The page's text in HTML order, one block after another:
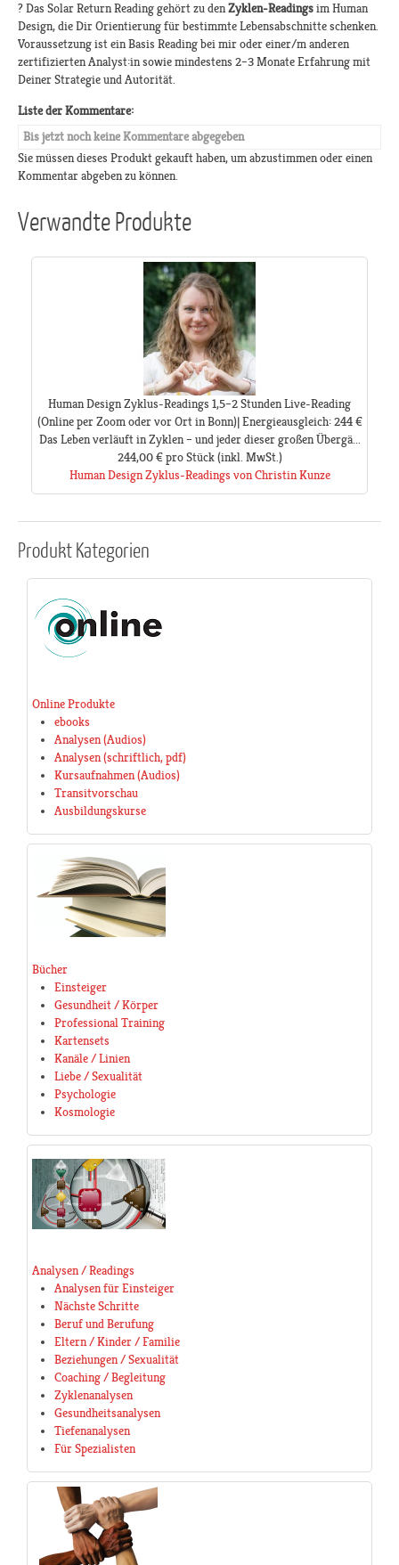
? Das Solar Return Reading gehört zu denZyklen-Readingsim Human
Design, die Dir Orientierung für bestimmte Lebensabschnitte schenken.
Voraussetzung ist ein Basis Reading bei mir oder einer/m anderen
zertifizierten Analyst:in sowie mindestens 2–3 Monate Erfahrung mit
Deiner Strategie und Autorität.
Liste der Kommentare:
Bis jetzt noch keine Kommentare abgegeben
Sie müssen dieses Produkt gekauft haben, um abzustimmen oder einen
Kommentar abgeben zu können.
Verwandte Produkte
Human Design Zyklus-Readings 1,5–2 Stunden Live-Reading
(Online per Zoom oder vor Ort in Bonn)| Energieausgleich: 244 €
Das Leben verläuft in Zyklen – und jeder dieser großen Übergä...
244,00 € pro Stück(inkl. MwSt.)
Human Design Zyklus-Readings von Christin Kunze
ProduktKategorien
Online Produkte
ebooks
Analysen (Audios)
Analysen (schriftlich, pdf)
Kursaufnahmen (Audios)
Transitvorschau
Ausbildungskurse
Bücher
Einsteiger
Gesundheit / Körper
Professional Training
Kartensets
Kanäle / Linien
Liebe / Sexualität
Psychologie
Kosmologie
Analysen / Readings
Analysen für Einsteiger
Nächste Schritte
Beruf und Berufung
Eltern / Kinder / Familie
Beziehungen / Sexualität
Coaching / Begleitung
Zyklenanalysen
Gesundheitsanalysen
Tiefenanalysen
Für Spezialisten